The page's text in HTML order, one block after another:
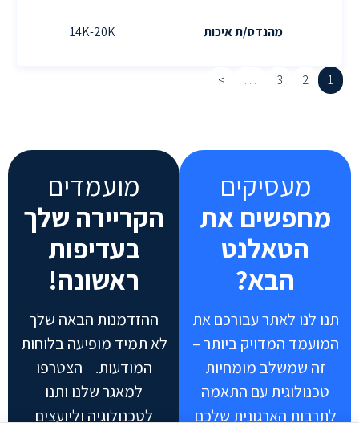
מהנדס/ת איכות 14K-20K
1
2
3
…
>
מעסיקים
מחפשים את
הטאלנט
הבא?
תנו לנו לאתר עבורכם את
המועמד המדויק ביותר –
זה שמשלב מומחיות
טכנולוגית עם התאמה
לתרבות הארגונית שלכם
מועמדים
הקריירה שלך
בעדיפות
ראשונה!
ההזדמנות הבאה שלך
לא תמיד מופיעה בלוחות
המודעות. הצטרפו
למאגר שלנו ותנו
לטכנולוגיה וליועצים